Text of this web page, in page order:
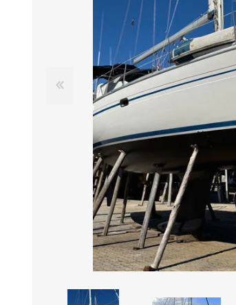
Iluminación
Jarcia
Pastecas y roldanas
Pinturas y antifouling
Elementos de Seguridad
Vestimenta
NAUTOS